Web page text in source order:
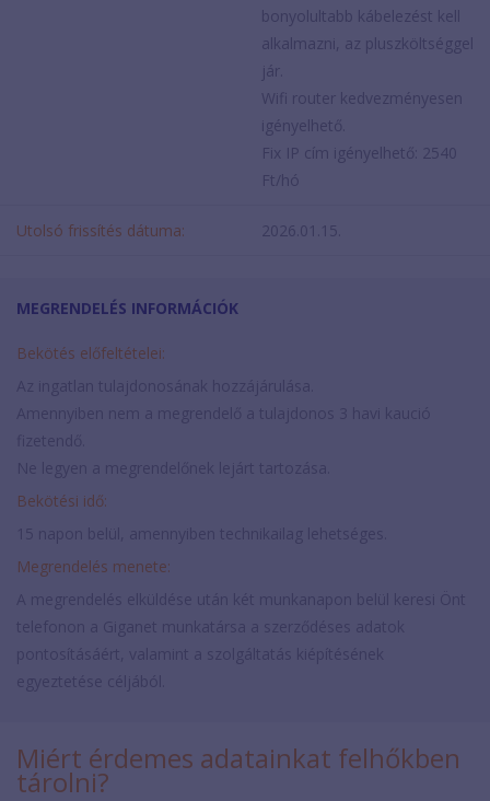
bonyolultabb kábelezést kell
alkalmazni, az pluszköltséggel
jár.
Wifi router kedvezményesen
igényelhető.
Fix IP cím igényelhető: 2540
Ft/hó
Utolsó frissítés dátuma: 2026.01.15.
MEGRENDELÉS INFORMÁCIÓK
Bekötés előfeltételei:
Bekötési idő:
Megrendelés menete:
Miért érdemes adatainkat felhőkben
tárolni?